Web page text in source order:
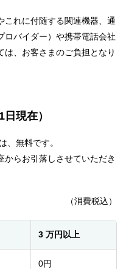
これに付随する関連機器、通
ロバイダー）や携帯電話会社
は、お客さまのご負担となり
現在）
、無料です。
らお引落しさせていただき
（消費税込）
3 万円以上
0円